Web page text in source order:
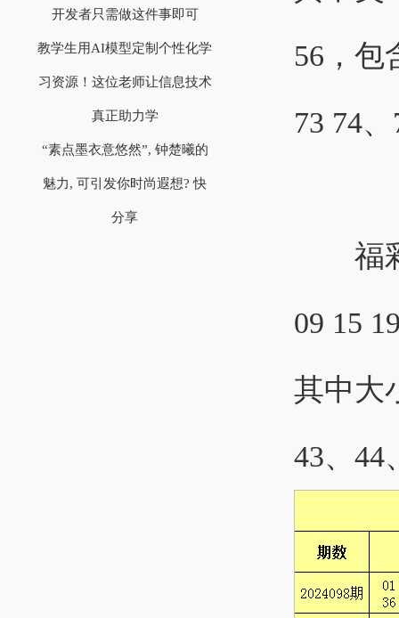
开发者只需做这件事即可
教学生用AI模型定制个性化学
习资源！这位老师让信息技术
真正助力学
“素点墨衣意悠然”, 钟楚曦的
魅力, 可引发你时尚遐想? 快
分享
56，包
73 74
福彩
09 15
其中大
43、44